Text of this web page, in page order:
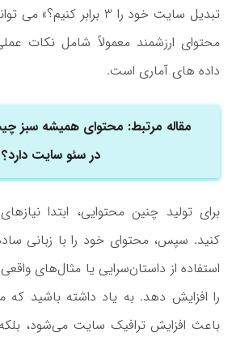
تبدیل سایت خود را 3 برابر
محتوای ارزشمند معمولاً شامل نکات
داده ‌های آماری است.
مقاله مرتبط: محتوای همیشه سبز
در سئو سایت دارد؟
برای تولید چنین محتوایی، ابتدا
کنید. سپس، محتوای خود را با زبانی
استفاده از داستان‌سرایی یا مثال‌های
را افزایش دهد. به یاد داشته باشید که
باعث افزایش ترافیک سایت می‌شود،